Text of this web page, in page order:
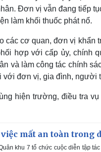
Đơn vị vẫn đang tiếp
làm khối thuốc phát nổ.
các cơ quan, đơn vị khẩn
hợp với cấp ủy, chính
và làm công tác chính
đơn vị, gia đình, người
hiện trường, điều tra
mất an toàn trong
khu 7 tổ chức cuộc diễn tập